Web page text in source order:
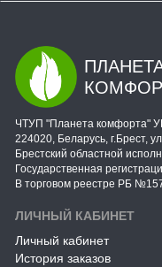
ЧТУП "Планета комфорта"
224020, Беларусь, г.Брест,
Брестский областной
Государственная
В торговом реестре РБ
ЛИЧНЫЙ КАБИНЕТ
Личный кабинет
История заказов